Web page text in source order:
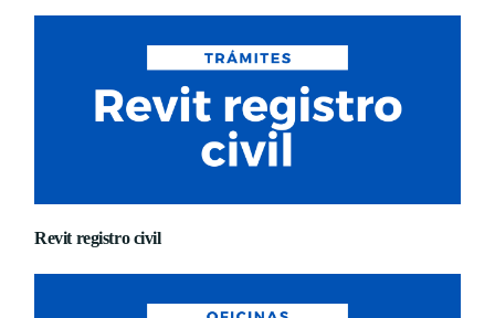
Revit registro civil